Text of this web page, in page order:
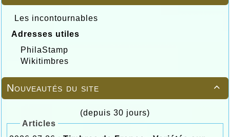
Les incontournables
Adresses utiles
PhilaStamp
Wikitimbres

Nouveautés du site
(depuis 30 jours)
Articles